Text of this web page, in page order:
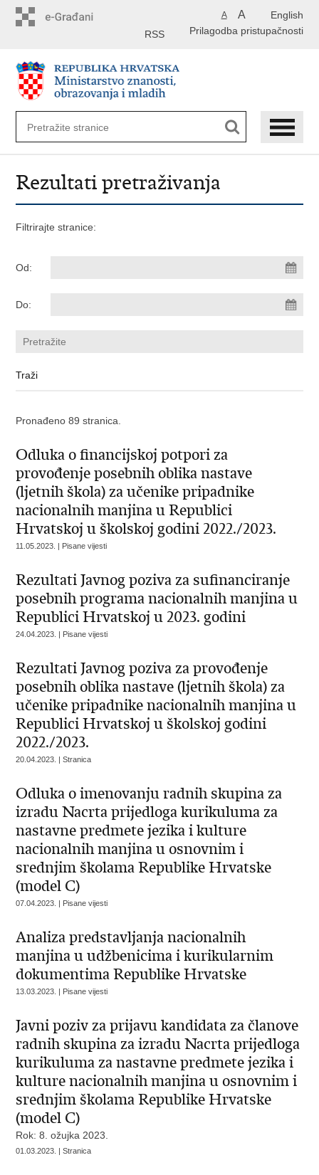
English
A A
Prilagodba pristupačnosti
RSS
Rezultati pretraživanja
Filtrirajte stranice:
Od:
Do:
Pronađeno 89 stranica.
Odluka o financijskoj potpori za
provođenje posebnih oblika nastave
(ljetnih škola) za učenike pripadnike
nacionalnih manjina u Republici
Hrvatskoj u školskoj godini 2022./2023.
11.05.2023. | Pisane vijesti
Rezultati Javnog poziva za sufinanciranje
posebnih programa nacionalnih manjina u
Republici Hrvatskoj u 2023. godini
24.04.2023. | Pisane vijesti
Rezultati Javnog poziva za provođenje
posebnih oblika nastave (ljetnih škola) za
učenike pripadnike nacionalnih manjina u
Republici Hrvatskoj u školskoj godini
2022./2023.
20.04.2023. | Stranica
Odluka o imenovanju radnih skupina za
izradu Nacrta prijedloga kurikuluma za
nastavne predmete jezika i kulture
nacionalnih manjina u osnovnim i
srednjim školama Republike Hrvatske
(model C)
07.04.2023. | Pisane vijesti
Analiza predstavljanja nacionalnih
manjina u udžbenicima i kurikularnim
dokumentima Republike Hrvatske
13.03.2023. | Pisane vijesti
Javni poziv za prijavu kandidata za članove
radnih skupina za izradu Nacrta prijedloga
kurikuluma za nastavne predmete jezika i
kulture nacionalnih manjina u osnovnim i
srednjim školama Republike Hrvatske
(model C)
Rok: 8. ožujka 2023.
01.03.2023. | Stranica